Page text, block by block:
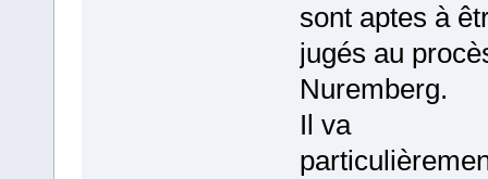
sont aptes à
jugés au
Nuremberg.
Il va